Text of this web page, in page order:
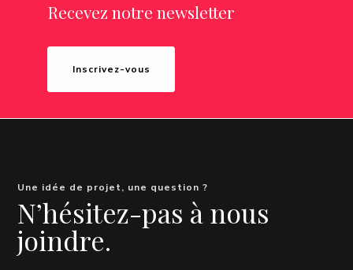
Recevez notre newsletter
Inscrivez-vous
Une idée de projet, une question ?
N’hésitez-pas à nous
joindre.